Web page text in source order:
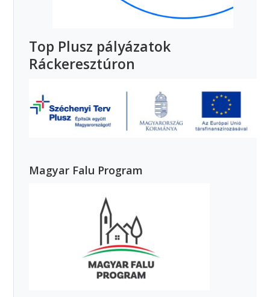
Top Plusz pályázatok
Ráckeresztúron
Magyar Falu Program